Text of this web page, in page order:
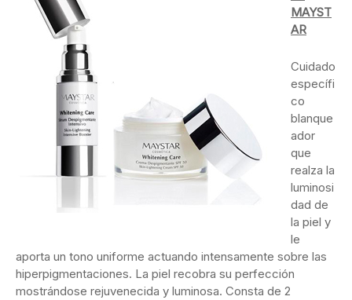
MAYST
AR
Cuidado
específi
co
blanque
ador
que
realza la
luminosi
dad de
la piel y
le
aporta un tono uniforme actuando intensamente sobre las
hiperpigmentaciones. La piel recobra su perfección
mostrándose rejuvenecida y luminosa. Consta de 2